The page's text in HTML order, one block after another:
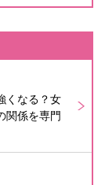
くなる？女
関係を専門